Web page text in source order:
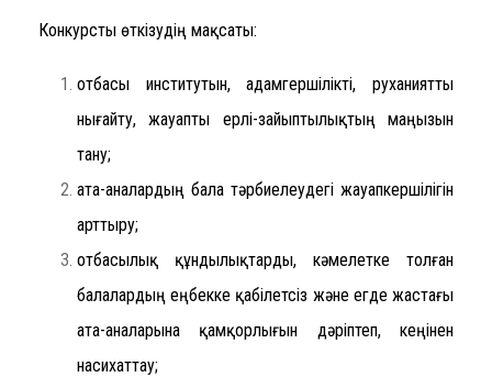
Конкурсты өткізудің мақсаты:
отбасы институтын, адамгершілікті, руханиятты
нығайту, жауапты ерлі-зайыптылықтың маңызын
тану;
ата-аналардың бала тәрбиелеудегі жауапкершілігін
арттыру;
отбасылық құндылықтарды, кәмелетке толған
балалардың еңбекке қабілетсіз және егде жастағы
ата-аналарына қамқорлығын дәріптеп, кеңінен
насихаттау;